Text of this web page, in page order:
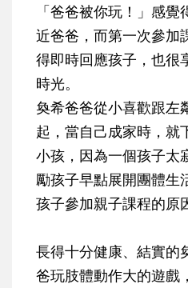
「爸爸被你玩！」感
近爸爸，而第一次參加
得即時回應孩子，也很
時光。
奐希爸爸從小喜歡跟左
起，當自己成家時，就
小孩，因為一個孩子太
勵孩子早點展開團體生
孩子參加親子課程的原
長得十分健康、結實的
爸玩肢體動作大的遊戲